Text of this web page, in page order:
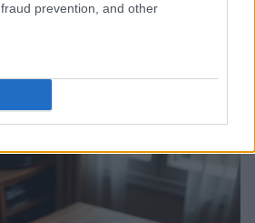
prevention, and other
Taranto 2026: scopri gli
stanno trasformando la città